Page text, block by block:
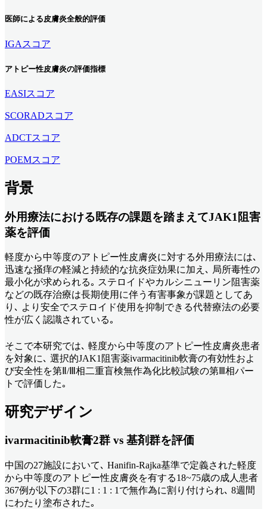
医師による皮膚炎全般的評価
IGAスコア
アトピー性皮膚炎の評価指標
EASIスコア
SCORADスコア
ADCTスコア
POEMスコア
背景
外用療法における既存の課題を踏まえてJAK1阻害
薬を評価
軽度から中等度のアトピー性皮膚炎に対する外用療法には､
迅速な掻痒の軽減と持続的な抗炎症効果に加え､ 局所毒性の
最小化が求められる｡ ステロイドやカルシニューリン阻害薬
などの既存治療は長期使用に伴う有害事象が課題としてあ
り､ より安全でステロイド使用を抑制できる代替療法の必要
性が広く認識されている｡
そこで本研究では､ 軽度から中等度のアトピー性皮膚炎患者
を対象に､ 選択的JAK1阻害薬ivarmacitinib軟膏の有効性およ
び安全性を第Ⅱ/Ⅲ相二重盲検無作為化比較試験の第Ⅲ相パー
トで評価した｡
研究デザイン
ivarmacitinib軟膏2群 vs 基剤群を評価
中国の27施設において､ Hanifin-Rajka基準で定義された軽度
から中等度のアトピー性皮膚炎を有する18~75歳の成人患者
367例が以下の3群に1 : 1 : 1で無作為に割り付けられ､ 8週間
にわたり塗布された｡